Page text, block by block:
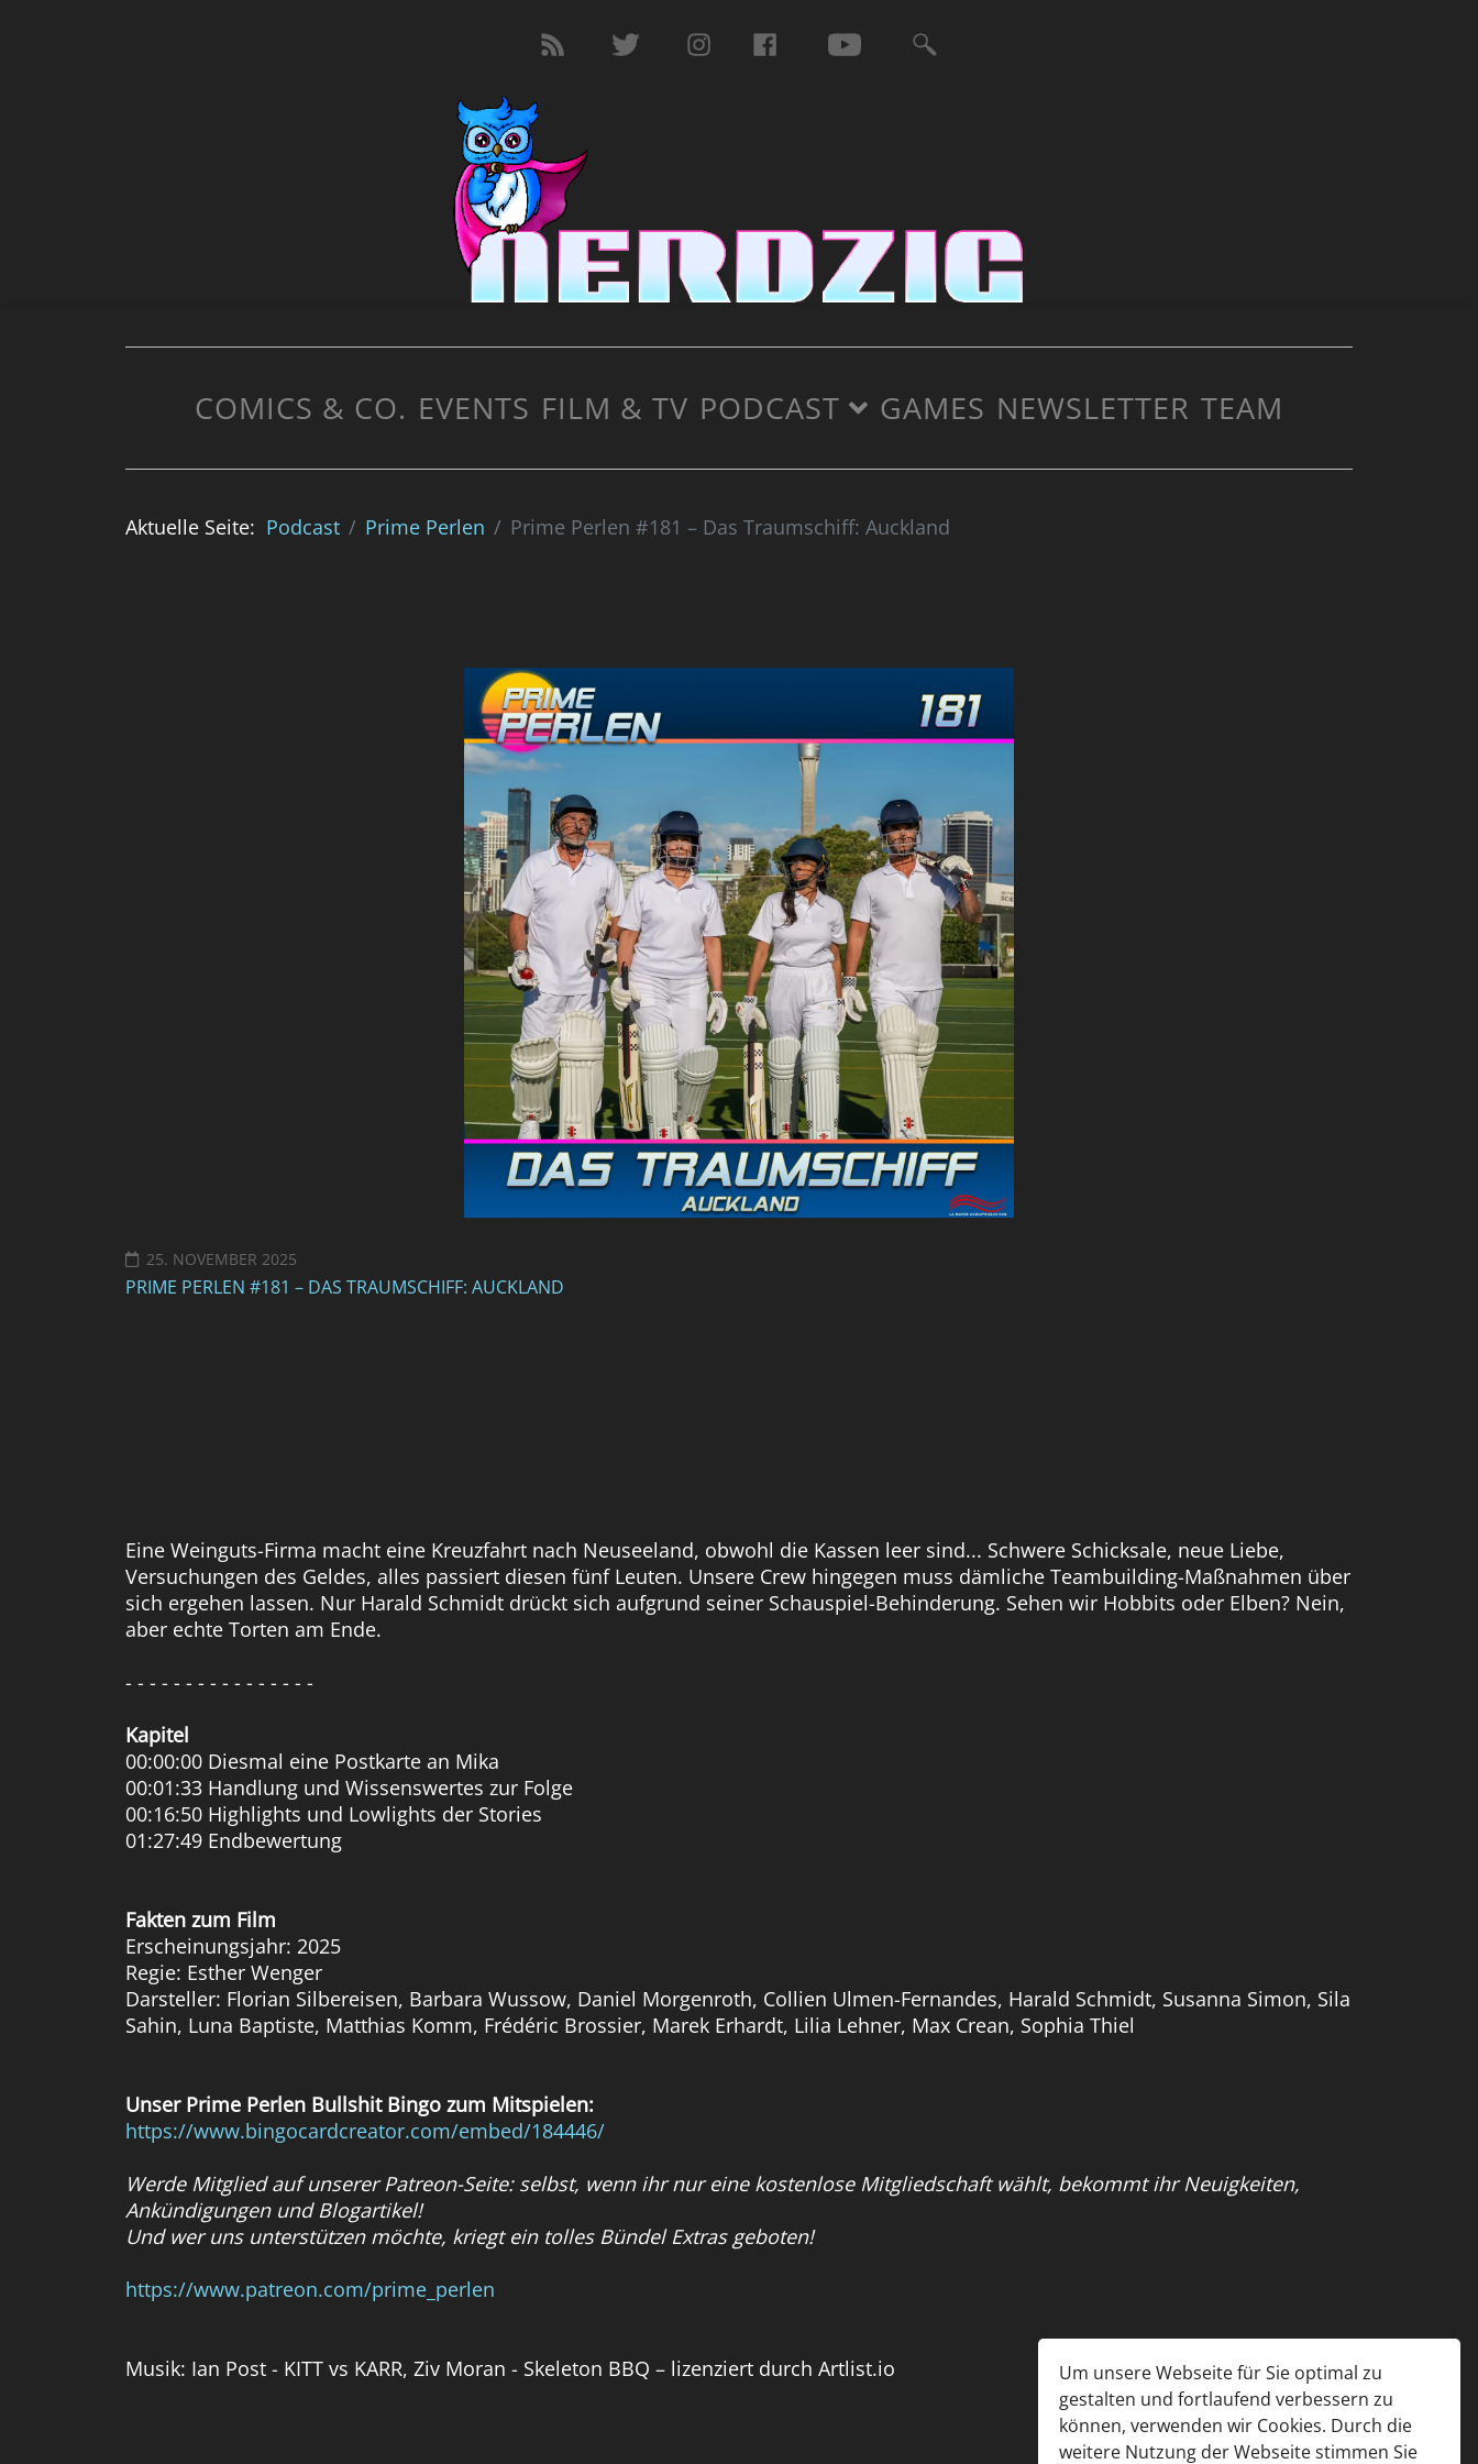
Um unsere Webseite für Sie optimal zu
gestalten und fortlaufend verbessern zu
können, verwenden wir Cookies. Durch die
weitere Nutzung der Webseite stimmen Sie
COMICS & CO. EVENTS FILM & TV PODCAST GAMES NEWSLETTER TEAM
Aktuelle Seite: Podcast Prime Perlen Prime Perlen #181 – Das Traumschiff: Auckland
25. NOVEMBER 2025
PRIME PERLEN #181 – DAS TRAUMSCHIFF: AUCKLAND
Eine Weinguts-Firma macht eine Kreuzfahrt nach Neuseeland, obwohl die Kassen leer sind... Schwere Schicksale, neue Liebe,
Versuchungen des Geldes, alles passiert diesen fünf Leuten. Unsere Crew hingegen muss dämliche Teambuilding-Maßnahmen über
sich ergehen lassen. Nur Harald Schmidt drückt sich aufgrund seiner Schauspiel-Behinderung. Sehen wir Hobbits oder Elben? Nein,
aber echte Torten am Ende.
- - - - - - - - - - - - - - - -
Kapitel
00:00:00 Diesmal eine Postkarte an Mika
00:01:33 Handlung und Wissenswertes zur Folge
00:16:50 Highlights und Lowlights der Stories
01:27:49 Endbewertung
Fakten zum Film
Erscheinungsjahr: 2025
Regie: Esther Wenger
Darsteller: Florian Silbereisen, Barbara Wussow, Daniel Morgenroth, Collien Ulmen-Fernandes, Harald Schmidt, Susanna Simon, Sila
Sahin, Luna Baptiste, Matthias Komm, Frédéric Brossier, Marek Erhardt, Lilia Lehner, Max Crean, Sophia Thiel
Unser Prime Perlen Bullshit Bingo zum Mitspielen:
https://www.bingocardcreator.com/embed/184446/
Werde Mitglied auf unserer Patreon-Seite: selbst, wenn ihr nur eine kostenlose Mitgliedschaft wählt, bekommt ihr Neuigkeiten,
Ankündigungen und Blogartikel!
Und wer uns unterstützen möchte, kriegt ein tolles Bündel Extras geboten!
https://www.patreon.com/prime_perlen
Musik: Ian Post - KITT vs KARR, Ziv Moran - Skeleton BBQ – lizenziert durch Artlist.io